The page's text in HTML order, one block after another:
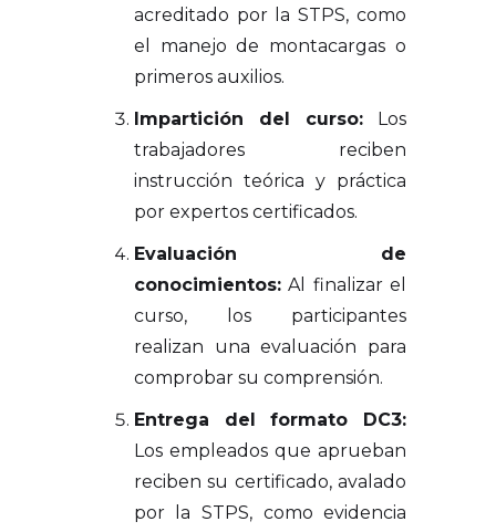
acreditado por la STPS, como
el manejo de montacargas o
primeros auxilios.
Impartición del curso: Los
trabajadores reciben
instrucción teórica y práctica
por expertos certificados.
Evaluación de
conocimientos:Al finalizar el
curso, los participantes
realizan una evaluación para
comprobar su comprensión.
Entrega del formato DC3:
Los empleados que aprueban
reciben su certificado, avalado
por la STPS, como evidencia